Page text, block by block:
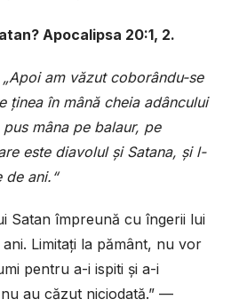
Apocalipsa 20:1, 2.
„Apoi am văzut coborându-se
ținea în mână cheia adâncului
mâna pe balaur, pe
este diavolul și Satana, și l-
de ani.“
Satan împreună cu îngerii lui
Limitați la pământ, nu vor
pentru a-i ispiti și a-i
au căzut niciodată.” —